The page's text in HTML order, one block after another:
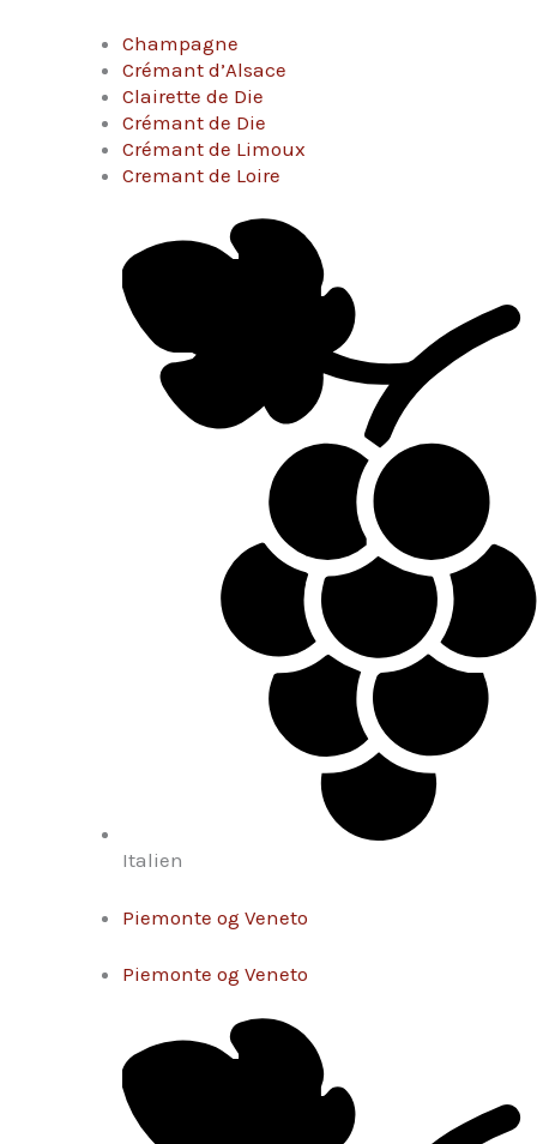
Champagne
Crémant d’Alsace
Clairette de Die
Crémant de Die
Crémant de Limoux
Cremant de Loire
Italien
Piemonte og Veneto
Piemonte og Veneto